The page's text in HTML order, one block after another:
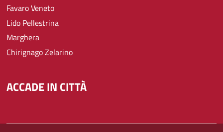
Favaro Veneto
Lido Pellestrina
Marghera
Chirignago Zelarino
ACCADE IN CITTÀ